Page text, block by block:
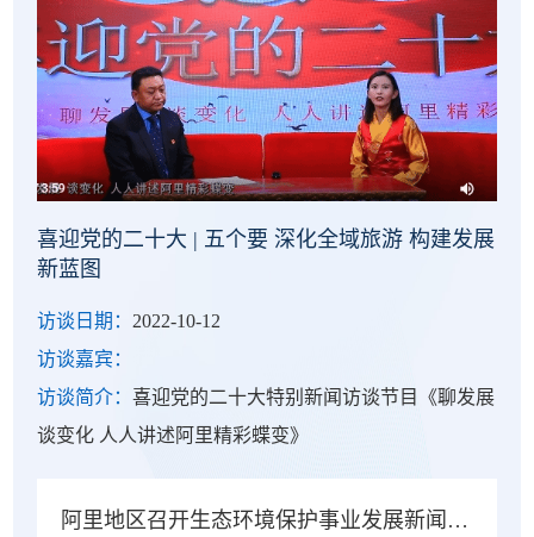
喜迎党的二十大 | 五个要 深化全域旅游 构建发展
新蓝图
访谈日期： 2022-10-12
访谈嘉宾：
访谈简介：喜迎党的二十大特别新闻访谈节目《聊发展
谈变化 人人讲述阿里精彩蝶变》
阿里地区召开生态环境保护事业发展新闻发布会